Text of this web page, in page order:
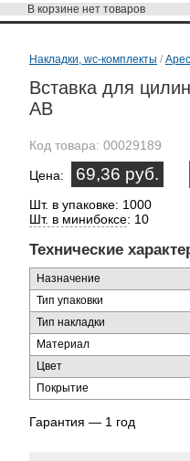
В корзине нет товаров
Накладки, wc-комплекты /
Вставка для
AB
Код товара: 00029189
Цена: 69,36 руб.
Шт. в упаковке: 1000
Шт. в минибоксе: 10
Технические
Назначение
Тип упаковки
Тип накладки
Материал
Цвет
Покрытие
Гарантия — 1 год